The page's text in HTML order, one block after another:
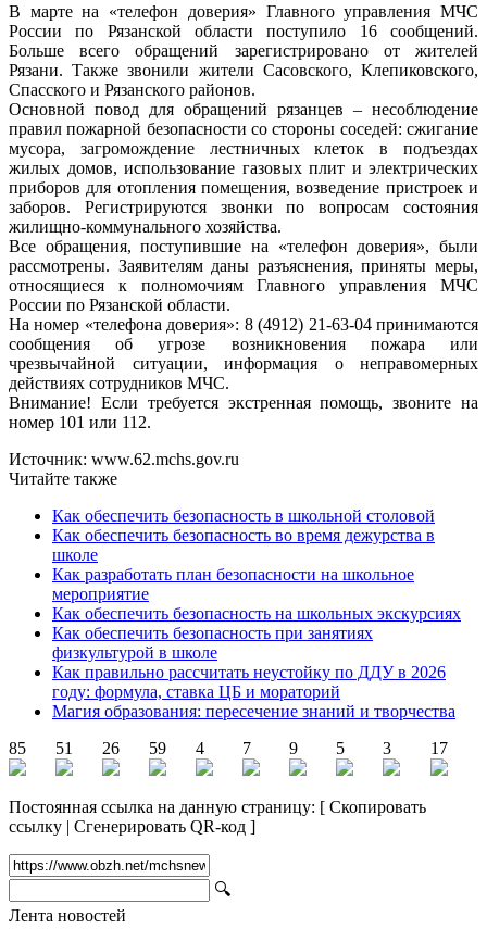
В марте на «телефон доверия» Главного управления МЧС
России по Рязанской области поступило 16 сообщений.
Больше всего обращений зарегистрировано от жителей
Рязани. Также звонили жители Сасовского, Клепиковского,
Спасского и Рязанского районов.
Основной повод для обращений рязанцев – несоблюдение
правил пожарной безопасности со стороны соседей: сжигание
мусора, загромождение лестничных клеток в подъездах
жилых домов, использование газовых плит и электрических
приборов для отопления помещения, возведение пристроек и
заборов. Регистрируются звонки по вопросам состояния
жилищно-коммунального хозяйства.
Все обращения, поступившие на «телефон доверия», были
рассмотрены. Заявителям даны разъяснения, приняты меры,
относящиеся к полномочиям Главного управления МЧС
России по Рязанской области.
На номер «телефона доверия»: 8 (4912) 21-63-04 принимаются
сообщения об угрозе возникновения пожара или
чрезвычайной ситуации, информация о неправомерных
действиях сотрудников МЧС.
Внимание! Если требуется экстренная помощь, звоните на
номер 101 или 112.
Источник: www.62.mchs.gov.ru
Читайте также
Как обеспечить безопасность в школьной столовой
Как обеспечить безопасность во время дежурства в
школе
Как разработать план безопасности на школьное
мероприятие
Как обеспечить безопасность на школьных экскурсиях
Как обеспечить безопасность при занятиях
физкультурой в школе
Как правильно рассчитать неустойку по ДДУ в 2026
году: формула, ставка ЦБ и мораторий
Магия образования: пересечение знаний и творчества
85
51 26 59 4 7 9 5 3 17
Постоянная ссылка на данную страницу: [ Скопировать
ссылку | Сгенерировать QR-код ]
🔍
Лента новостей